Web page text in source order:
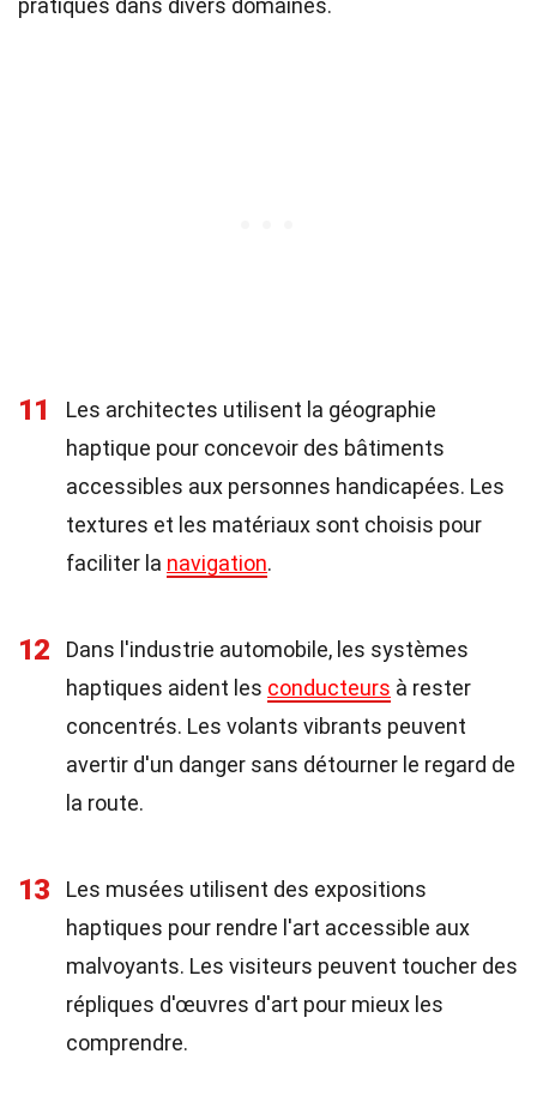
pratiques dans divers domaines.
11
Les architectes utilisent la géographie
haptique pour concevoir des bâtiments
accessibles aux personnes handicapées. Les
textures et les matériaux sont choisis pour
faciliter la navigation.
12
Dans l'industrie automobile, les systèmes
haptiques aident les conducteurs à rester
concentrés. Les volants vibrants peuvent
avertir d'un danger sans détourner le regard de
la route.
13
Les musées utilisent des expositions
haptiques pour rendre l'art accessible aux
malvoyants. Les visiteurs peuvent toucher des
répliques d'œuvres d'art pour mieux les
comprendre.